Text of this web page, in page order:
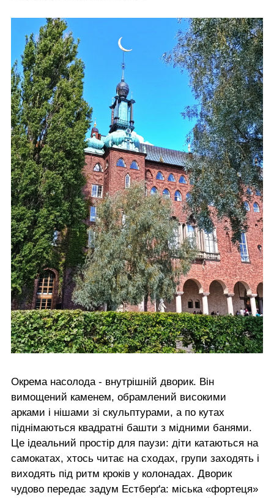
Окрема насолода - внутрішній дворик. Він
вимощений каменем, обрамлений високими
арками і нішами зі скульптурами, а по кутах
піднімаються квадратні башти з мідними банями.
Це ідеальний простір для паузи: діти катаються на
самокатах, хтось читає на сходах, групи заходять і
виходять під ритм кроків у колонадах. Дворик
чудово передає задум Естберґа: міська «фортеця»